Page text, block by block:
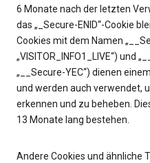
6 Monate nach der letzten
das „_Secure-ENID“-Cookie
Cookies mit dem Namen
„VISITOR_INFO1_LIVE“) und
„__Secure-YEC“) dienen
und werden auch verwendet,
erkennen und zu beheben.
13 Monate lang bestehen.
Andere Cookies und ähnliche